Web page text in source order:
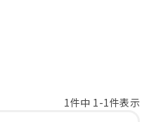
1件中 1 -1件表示